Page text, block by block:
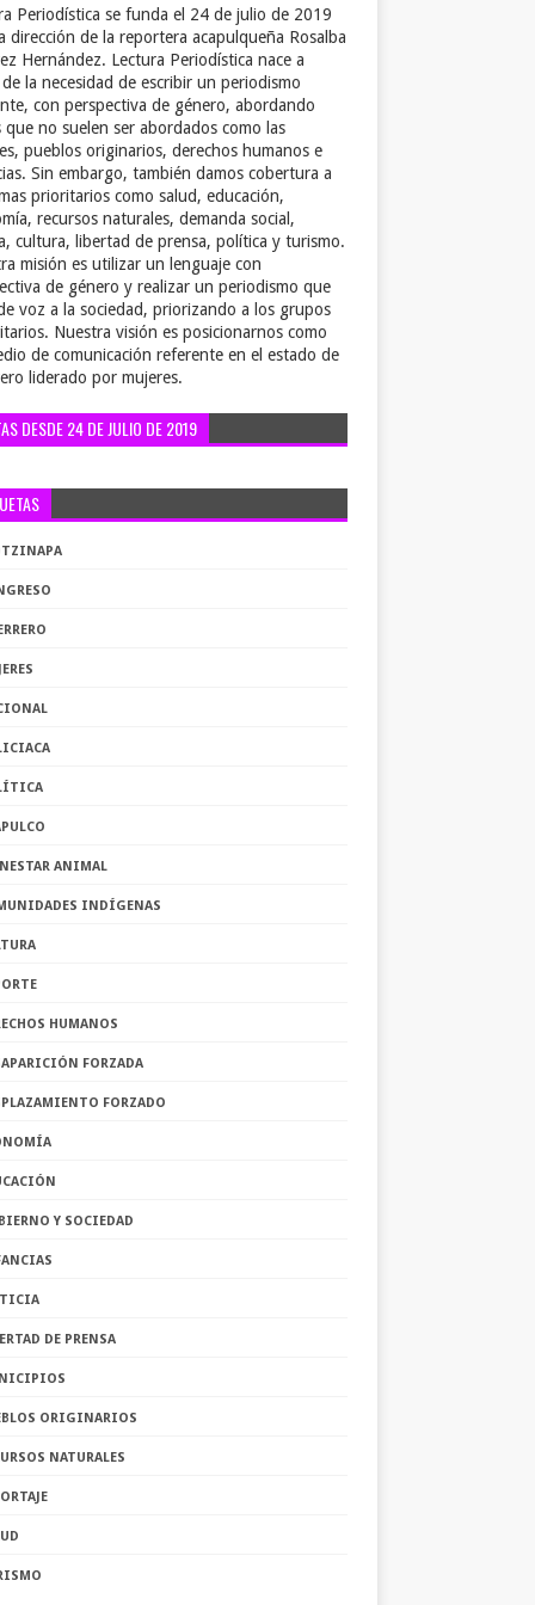
Periodística se funda el 24 de julio de 2019
dirección de la reportera acapulqueña Rosalba
Hernández. Lectura Periodística nace a
la necesidad de escribir un periodismo
con perspectiva de género, abordando
que no suelen ser abordados como las
pueblos originarios, derechos humanos e
Sin embargo, también damos cobertura a
prioritarios como salud, educación,
recursos naturales, demanda social,
cultura, libertad de prensa, política y turismo.
misión es utilizar un lenguaje con
de género y realizar un periodismo que
voz a la sociedad, priorizando a los grupos
Nuestra visión es posicionarnos como
de comunicación referente en el estado de
liderado por mujeres.
DESDE 24 DE JULIO DE 2019
ANIMAL
INDÍGENAS
HUMANOS
FORZADA
FORZADO
Y SOCIEDAD
DE PRENSA
ORIGINARIOS
NATURALES